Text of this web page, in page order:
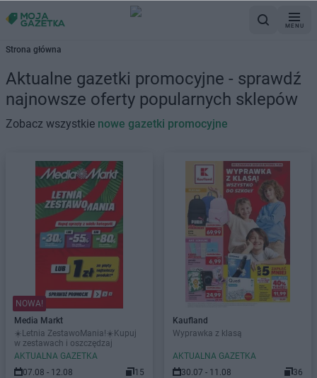
MENU
Strona główna
Aktualne gazetki promocyjne - sprawdź
najnowsze oferty popularnych sklepów
Zobacz wszystkie nowe gazetki promocyjne
NOWA!
Media Markt
☀️Letnia ZestawoMania!☀️Kupuj
w zestawach i oszczędzaj
AKTUALNA GAZETKA
07.08 - 12.08
15
Kaufland
Wyprawka z klasą
AKTUALNA GAZETKA
30.07 - 11.08
36